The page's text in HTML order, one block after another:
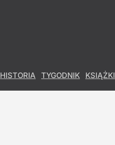
HISTORIA TYGODNIK KSIĄŻKI